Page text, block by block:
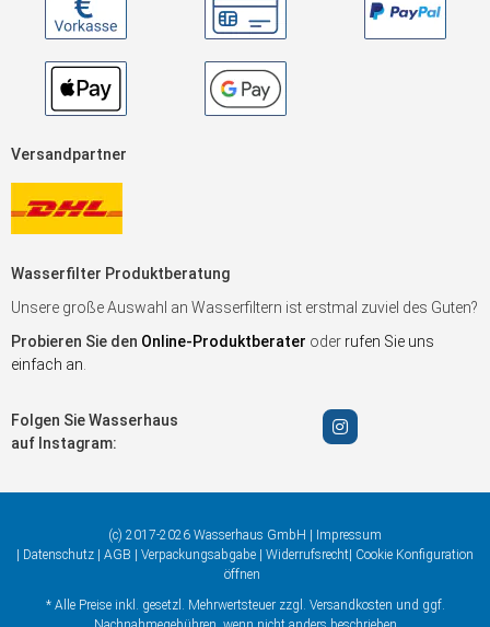
Versandpartner
Wasserfilter Produktberatung
Unsere große Auswahl an Wasserfiltern ist erstmal zuviel des Guten?
Probieren Sie den Online-Produktberater oder rufen Sie uns
einfach an.
Folgen Sie Wasserhaus
auf Instagram:
(c) 2017-2026 Wasserhaus GmbH |
Impressum
Datenschutz AGB Verpackungsabgabe Widerrufsrecht Cookie Konfiguration
öffnen
* Alle Preise inkl. gesetzl. Mehrwertsteuer zzgl. Versandkosten und ggf.